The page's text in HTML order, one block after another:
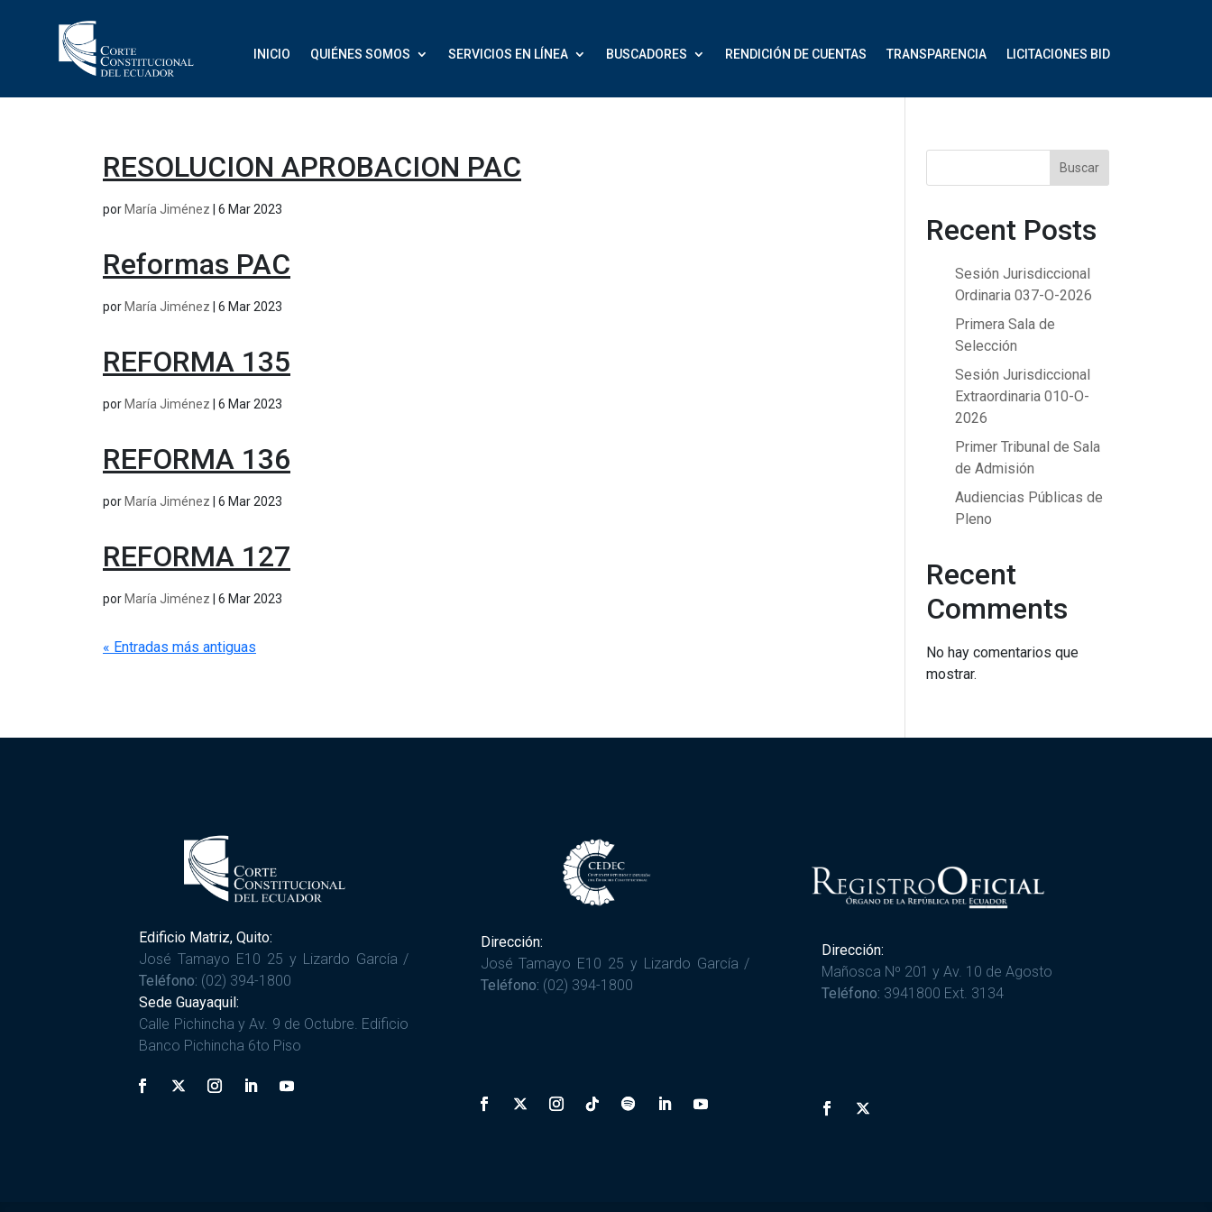
INICIO QUIÉNES SOMOS SERVICIOS EN LÍNEA BUSCADORES RENDICIÓN DE CUENTAS TRANSPARENCIA LICITACIONES BID
RESOLUCION APROBACION PAC
por María Jiménez 6 Mar 2023
Reformas PAC
por María Jiménez 6 Mar 2023
REFORMA 135
por María Jiménez 6 Mar 2023
REFORMA 136
por María Jiménez 6 Mar 2023
REFORMA 127
por María Jiménez 6 Mar 2023
« Entradas más antiguas
Buscar
Recent Posts
Sesión Jurisdiccional
Ordinaria 037-O-2026
Primera Sala de
Selección
Sesión Jurisdiccional
Extraordinaria 010-O-
2026
Primer Tribunal de Sala
de Admisión
Audiencias Públicas de
Pleno
Recent
Comments
No hay comentarios que
mostrar.
Edificio Matriz, Quito:
José Tamayo E10 25 y Lizardo García /
Teléfono: (02) 394-1800
Sede Guayaquil:
Calle Pichincha y Av. 9 de Octubre. Edificio
Banco Pichincha 6to Piso
Dirección:
José Tamayo E10 25 y Lizardo García /
Teléfono: (02) 394-1800
Dirección:
Mañosca Nº 201 y Av. 10 de Agosto
Teléfono: 3941800 Ext. 3134